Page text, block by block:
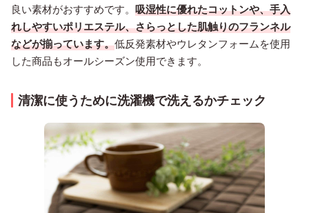
良い素材がおすすめです。 吸湿性に優れたコットンや、手入
れしやすいポリエステル、さらっとした肌触りのフランネル
などが揃っています。低反発素材やウレタンフォームを使用
した商品もオールシーズン使用できます。
清潔に使うために洗濯機で洗えるかチェック